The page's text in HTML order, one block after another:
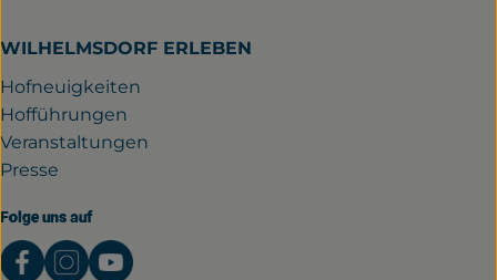
WILHELMSDORF ERLEBEN
Hofneuigkeiten
Hofführungen
Veranstaltungen
Presse
Folge uns auf
Externer Link zu https://www.facebook.com/
Externer Link zu https://
Externer Link zu https://